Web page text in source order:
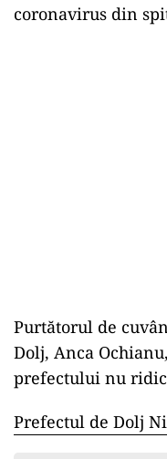
coronavirus din
Purtătorul de
Dolj, Anca
prefectului nu
Prefectul de Dolj